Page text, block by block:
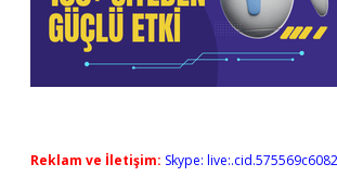
Reklam ve İletişim: Skype: